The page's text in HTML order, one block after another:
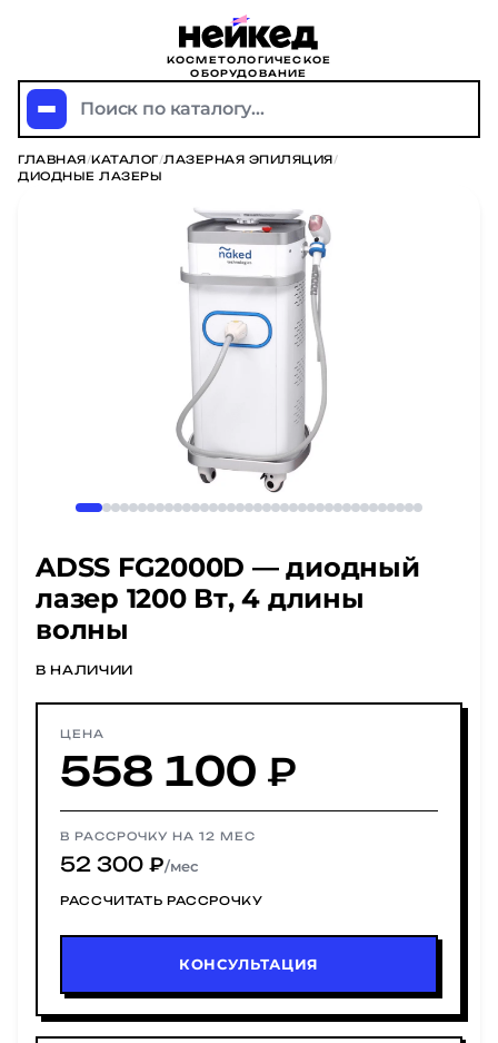
КОСМЕТОЛОГИЧЕСКОЕ
ОБОРУДОВАНИЕ
Поиск по каталогу...
ГЛАВНАЯ/КАТАЛОГ/ЛАЗЕРНАЯ ЭПИЛЯЦИЯ/
ДИОДНЫЕ ЛАЗЕРЫ
ADSS FG2000D — диодный
лазер 1200 Вт, 4 длины
волны
В НАЛИЧИИ
ЦЕНА
558 100 ₽
В РАССРОЧКУ НА 12 МЕС
52 300 ₽/мес
РАССЧИТАТЬ РАССРОЧКУ
КОНСУЛЬТАЦИЯ